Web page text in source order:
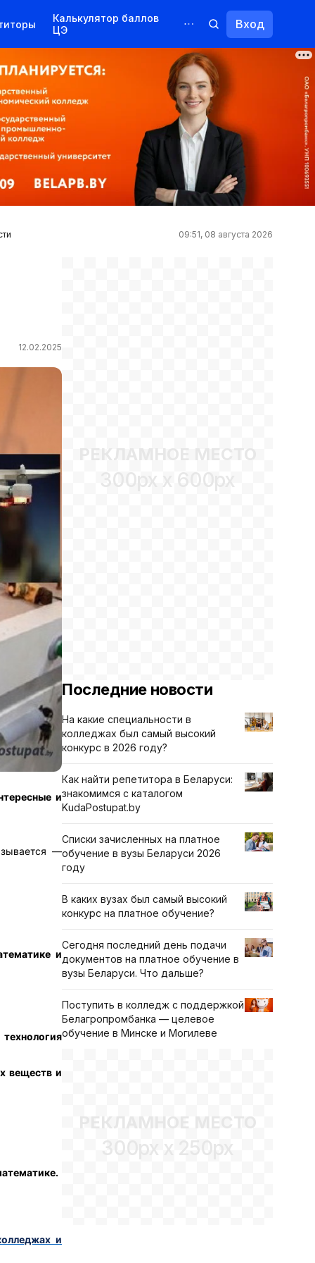
Калькулятор баллов
ЦЭ
Курсы
Переподготовка
Вход
09:51, 08 августа 2026
12.02.2025
и
—
и
веществ и
и
РЕКЛАМНОЕ МЕСТО
300px x 600px
Последние новости
На какие специальности в
колледжах был самый высокий
конкурс в 2026 году?
Как найти репетитора в Беларуси:
знакомимся с каталогом
KudaPostupat.by
Списки зачисленных на платное
обучение в вузы Беларуси 2026
году
В каких вузах был самый высокий
конкурс на платное обучение?
Сегодня последний день подачи
документов на платное обучение в
вузы Беларуси. Что дальше?
Поступить в колледж с поддержкой
Белагропромбанка — целевое
обучение в Минске и Могилеве
РЕКЛАМНОЕ МЕСТО
300px x 250px